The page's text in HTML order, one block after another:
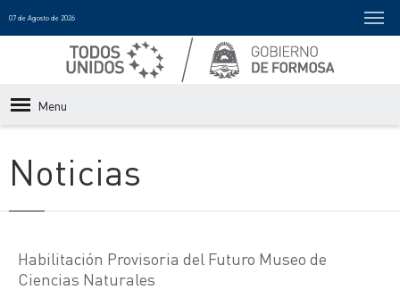
07 de Agosto de 2026
Menu
Noticias
Habilitación Provisoria del Futuro Museo de
Ciencias Naturales